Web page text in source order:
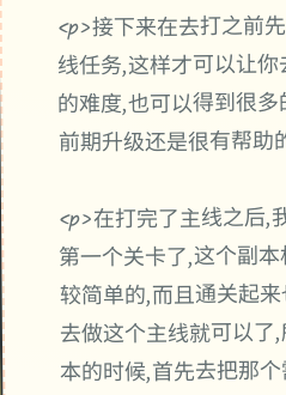
<p>接下来在去打之前
线任务,这样才可以让
的难度,也可以得到很
前期升级还是很有帮助
<p>在打完了主线之后,
第一个关卡了,这个副
较简单的,而且通关起
去做这个主线就可以了
本的时候,首先去把那